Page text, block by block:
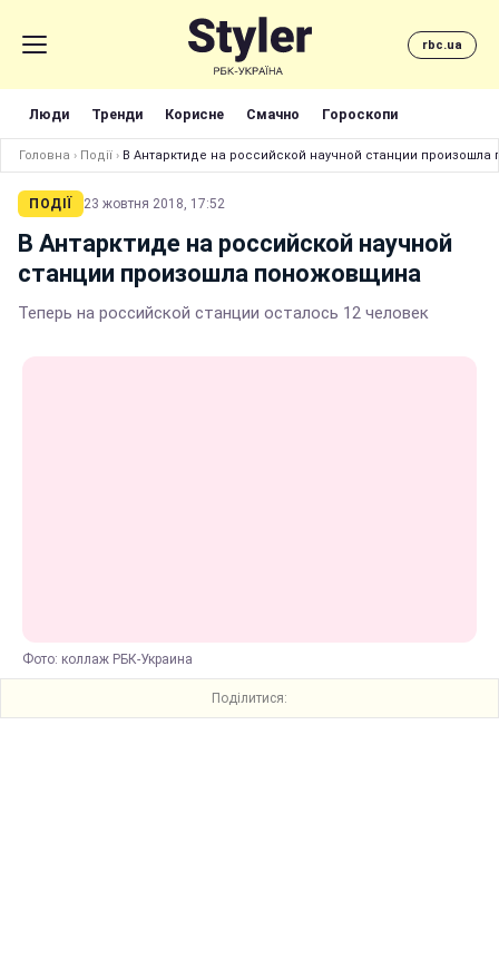
rbc.ua
Люди Тренди Корисне Смачно Гороскопи
Головна › Події › В Антарктиде на российской научной станции
ПОДІЇ 23 жовтня 2018, 17:52
В Антарктиде на российской научной
станции произошла поножовщина
Теперь на российской станции осталось 12 человек
Фото: коллаж РБК-Украина
Поділитися: